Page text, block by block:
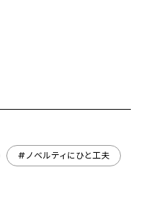
#ノベルティにひと工夫